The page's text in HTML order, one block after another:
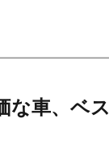
な車、ベ